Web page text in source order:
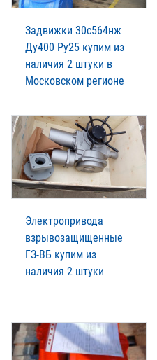
Задвижки 30с564нж
Ду400 Ру25 купим из
наличия 2 штуки в
Московском регионе
Электропривода
взрывозащищенные
ГЗ-ВБ купим из
наличия 2 штуки